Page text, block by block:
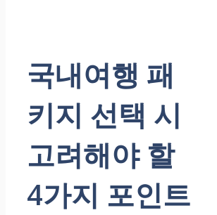
국내여행 패
키지 선택 시
고려해야 할
4가지 포인트